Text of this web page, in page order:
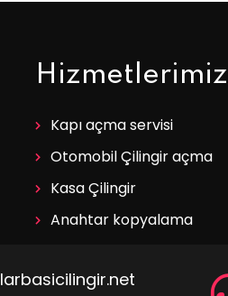
Hizmetlerimiz
Kapı açma servisi
Otomobil Çilingir açma
Kasa Çilingir
Anahtar kopyalama